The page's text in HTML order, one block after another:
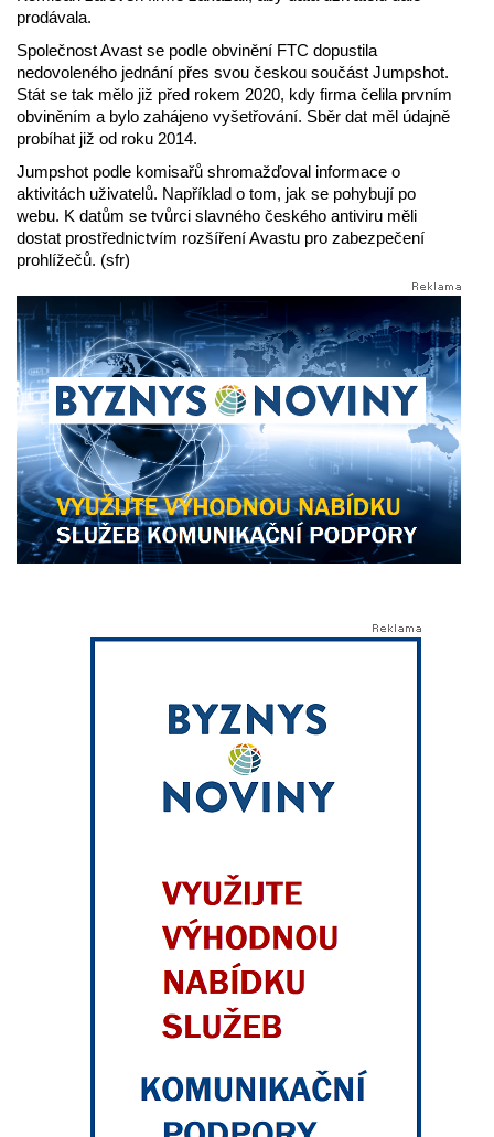
prodávala.
Společnost Avast se podle obvinění FTC dopustila
nedovoleného jednání přes svou českou součást Jumpshot.
Stát se tak mělo již před rokem 2020, kdy firma čelila prvním
obviněním a bylo zahájeno vyšetřování. Sběr dat měl údajně
probíhat již od roku 2014.
Jumpshot podle komisařů shromažďoval informace o
aktivitách uživatelů. Například o tom, jak se pohybují po
webu. K datům se tvůrci slavného českého antiviru měli
dostat prostřednictvím rozšíření Avastu pro zabezpečení
prohlížečů. (sfr)